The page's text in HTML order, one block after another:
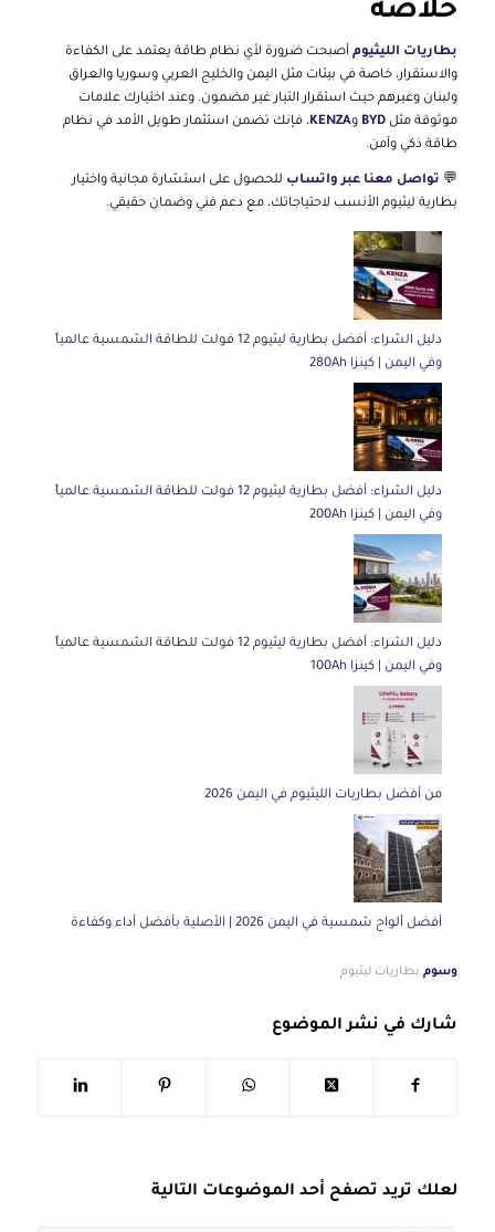
خلاصة
بطاريات الليثيومأصبحت ضرورة لأي نظام طاقة يعتمد على الكفاءة
والاستقرار، خاصة في بيئات مثل اليمن والخليج العربي وسوريا والعراق
ولبنان وغيرهم حيث استقرار التيار غير مضمون. وعند اختيارك علامات
موثوقة مثل BYD وKENZA، فإنك تضمن استثمار طويل الأمد في نظام
طاقة ذكي وآمن.
💬 تواصل معنا عبر واتساب للحصول على استشارة مجانية واختيار
بطارية ليثيوم الأنسب لاحتياجاتك، مع دعم فني وضمان حقيقي.
دليل الشراء: أفضل بطارية ليثيوم 12 فولت للطاقة الشمسية عالمياً
وفي اليمن | كينزا 280Ah
دليل الشراء: أفضل بطارية ليثيوم 12 فولت للطاقة الشمسية عالمياً
وفي اليمن | كينزا 200Ah
دليل الشراء: أفضل بطارية ليثيوم 12 فولت للطاقة الشمسية عالمياً
وفي اليمن | كينزا 100Ah
من أفضل بطاريات الليثيوم في اليمن 2026
أفضل ألواح شمسية في اليمن 2026 | الأصلية بأفضل أداء وكفاءة
وسوم بطاريات ليثيوم
شارك في نشر الموضوع
لعلك تريد تصفح أحد الموضوعات التالية